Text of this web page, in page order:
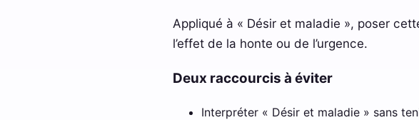
Appliqué à « Désir et maladie », poser
l’effet de la honte ou de l’urgence.
Deux raccourcis à éviter
Interpréter « Désir et maladie » sans